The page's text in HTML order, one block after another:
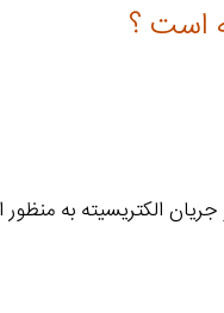
است ؟
الکتریسیته به